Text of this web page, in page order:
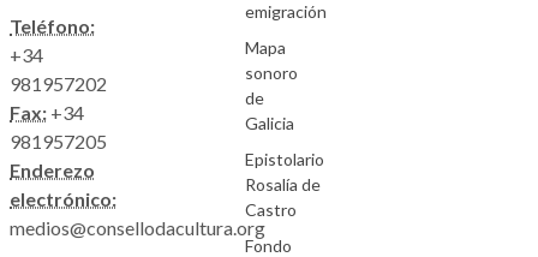
Teléfono:
+34
981957202
Fax: +34
981957205
Enderezo
electrónico:
medios@consellodacultura.org
emigración
Mapa
sonoro
de
Galicia
Epistolario
Rosalía de
Castro
Fondo